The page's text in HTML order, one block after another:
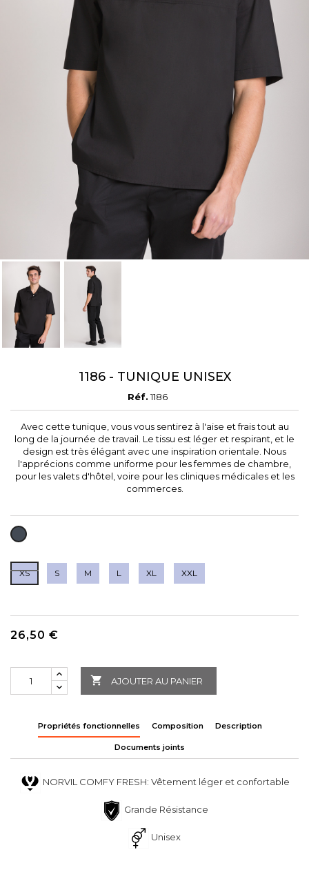
1186 - TUNIQUE UNISEX
Réf. 1186
Avec cette tunique, vous vous sentirez à l'aise et frais tout au
long de la journée de travail. Le tissu est léger et respirant, et le
design est très élégant avec une inspiration orientale. Nous
l'apprécions comme uniforme pour les femmes de chambre,
pour les valets d'hôtel, voire pour les cliniques médicales et les
commerces.
NOIR
XS S M L XL XXL
26,50 €
 AJOUTER AU PANIER
Propriétés fonctionnelles Composition Description
Documents joints
NORVIL COMFY FRESH: Vêtement léger et confortable
Grande Résistance
Unisex